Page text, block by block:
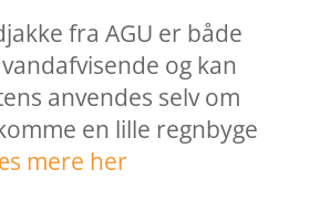
fra AGU er både
og kan
anvendes selv om
en lille regnbyge
mere her